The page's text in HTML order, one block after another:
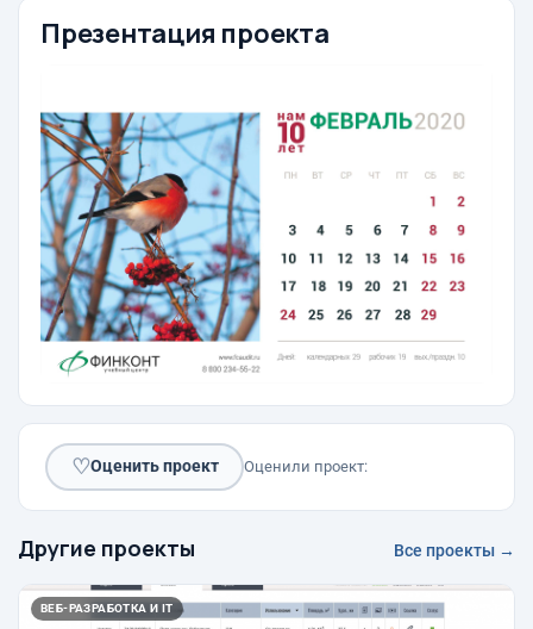
Презентация проекта
♡Оценить проект Оценили проект:
Другие проекты Все проекты →
ВЕБ-РАЗРАБОТКА И IT